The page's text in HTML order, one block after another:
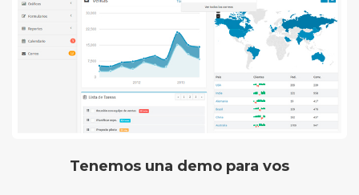
Tenemos una demo para vos